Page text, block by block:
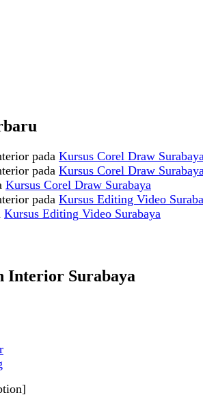
pada Kursus Corel Draw
pada Kursus Corel Draw
Kursus Corel Draw Surabaya
pada Kursus Editing Video
Kursus Editing Video Surabaya
Interior Surabaya